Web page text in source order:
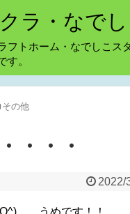
ラ・なで
フトホーム・なでしこス
す。
その他
・・・
2022/
うめです！！